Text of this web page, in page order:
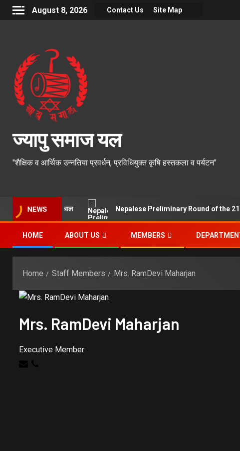
August 8, 2026 Contact Us Site Map
ज्यापु समाज यल
"शैक्षिक व आर्थिक उन्नतिया प्रवर्धन, प्रविधियुक्त कृषि हस्तकला व पर्यटन"
NEWS
गुरू हने ज्याझ्वः क्वचाल Nepalese Preliminary Round of the
HOME ABOUT US MEMBERS
Home Staff Members Mrs. RamDevi Maharjan
Mrs. RamDevi Maharjan
Executive Member